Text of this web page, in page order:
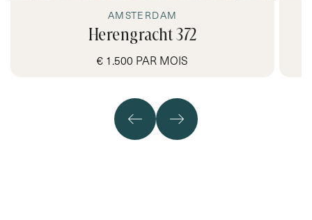
AMSTERDAM
Herengracht 372
€ 1.500 PAR MOIS